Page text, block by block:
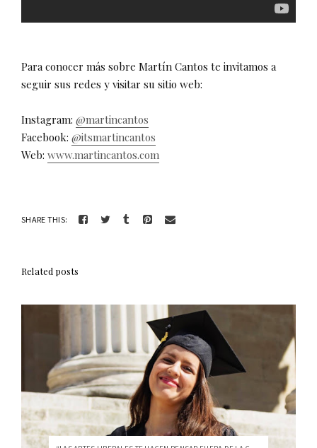
Para conocer más sobre Martín Cantos te invitamos a
seguir sus redes y visitar su sitio web:
Instagram: @martincantos
Facebook: @itsmartincantos
Web: www.martincantos.com
SHARE THIS:
Related posts